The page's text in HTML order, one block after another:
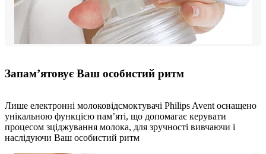
Запам’ятовує Ваш особистий ритм
Лише електронні молоковідсмоктувачі Philips Avent оснащено
унікальною функцією пам’яті, що допомагає керувати
процесом зціджування молока, для зручності вивчаючи і
наслідуючи Ваш особистий ритм